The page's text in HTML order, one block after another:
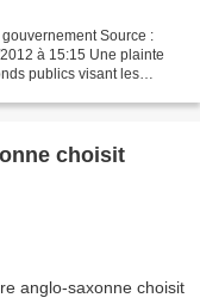
Source :
à 15:15 Une plainte
publics visant les
choisit